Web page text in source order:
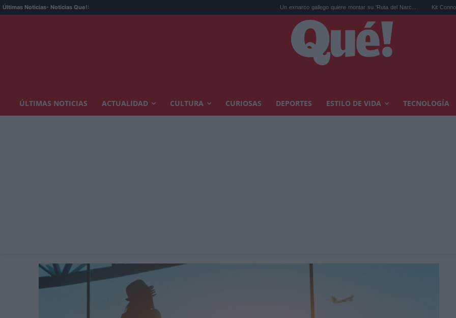
Últimas Noticias- Noticias Que!: Un exnarco gallego quiere montar su 'Ruta del Narc... Kit Connor será
ÚLTIMAS NOTICIAS ACTUALIDAD CULTURA CURIOSAS DEPORTES ESTILO DE VIDA TECNOLOGÍA